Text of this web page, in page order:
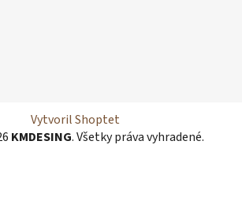
Vytvoril Shoptet
KMDESING. Všetky práva vyhradené.